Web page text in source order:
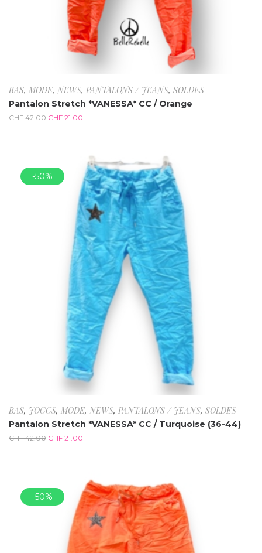
BAS, MODE,NEWS, PANTALONS / JEANS, SOLDES
Pantalon Stretch *VANESSA* CC / Orange
CHF42.00 CHF 21.00
-50%
BAS, JOGGS, MODE,NEWS, PANTALONS / JEANS, SOLDES
Pantalon Stretch *VANESSA* CC / Turquoise (36-44)
CHF42.00 CHF 21.00
-50%